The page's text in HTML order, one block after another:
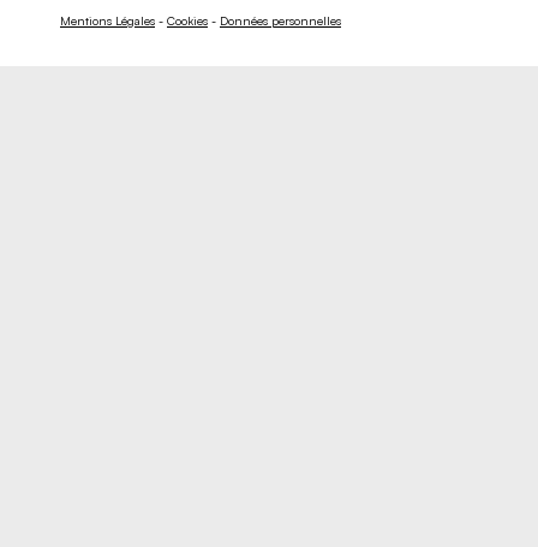
Mentions Légales - Cookies - Données personnelles